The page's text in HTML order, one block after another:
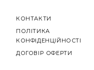
КОНТАКТИ
ПОЛІТИКА
КОНФІДЕНЦІЙНОСТІ
ДОГОВІР ОФЕРТИ